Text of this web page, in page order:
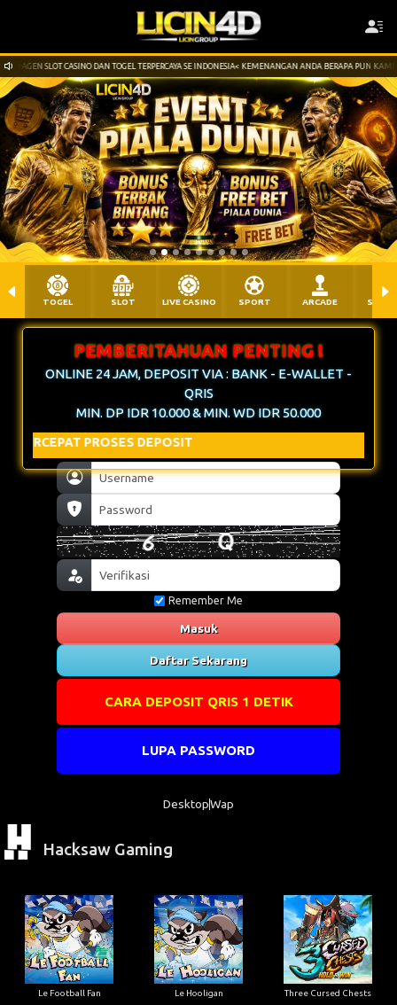
TERPERCAYA SE INDONESIA< KEMENANGAN ANDA BERAPA PUN KAMI BAYAR LUNAS LANGSUNG
Remember Me
Masuk
Daftar Sekarang
CARA DEPOSIT QRIS 1 DETIK
LUPA PASSWORD
TOGEL SLOT LIVE CASINO SPORT ARCADE
PEMBERITAHUAN PENTING !
ONLINE 24 JAM, DEPOSIT VIA : BANK - E-WALLET -
QRIS
MIN. DP IDR 10.000 & MIN. WD IDR 50.000
DEPOSIT
DesktopWap
Hacksaw Gaming
Le Football Fan Le Hooligan Three Cursed Chests